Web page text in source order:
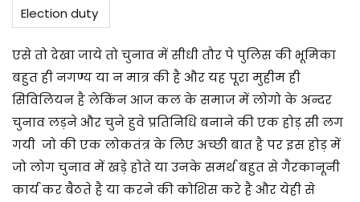
Election duty
एसे तो देखा जाये तो चुनाव में सीधी तौर पे पुलिस की भूमिका
बहुत ही नगण्य या न मात्र की है और यह पूरा मुहीम ही
सिविलियन है लेकिंन आज कल के समाज में लोगो के अन्दर
चुनाव लड़ने और चुने हुवे प्रतिनिधि बनाने की एक होड़ सी लग
गयी जो की एक लोकतंत्र के लिए अच्छी बात है पर इस होड़ में
जो लोग चुनाव में खड़े होते या उनके समर्थ बहुत से गैरकानूनी
कार्य कर बैठते है या करने की कोशिस करे है और येही से